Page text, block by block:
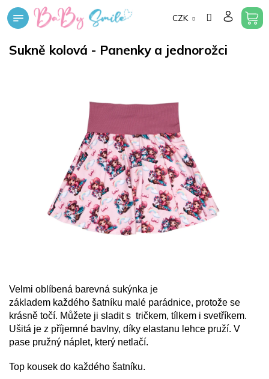
Přejít
na
CZK
Sukně kolová - Panenky a jednorožci
Velmi oblíbená barevná sukýnka je
základem každého šatníku malé parádnice, protože se
krásně točí. Můžete ji sladit s tričkem, tílkem i svetříkem.
Ušitá je z příjemné bavlny, díky elastanu lehce pruží. V
pase pružný náplet, který netlačí.
Top kousek do každého šatníku.